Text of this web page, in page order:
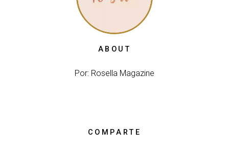
ABOUT
Por: Rosella Magazine
COMPARTE